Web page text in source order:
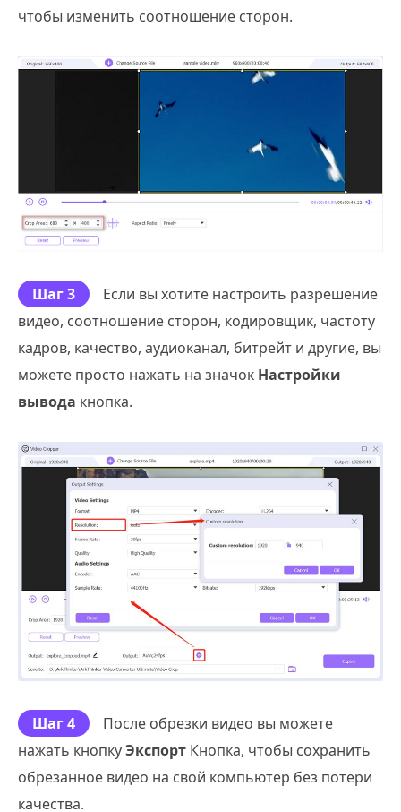
чтобы изменить соотношение сторон.
Шаг 3
Если вы хотите настроить разрешение
видео, соотношение сторон, кодировщик, частоту
кадров, качество, аудиоканал, битрейт и другие, вы
можете просто нажать на значок Настройки
вывода кнопка.
Шаг 4
После обрезки видео вы можете
нажать кнопкуЭкспорт Кнопка, чтобы сохранить
обрезанное видео на свой компьютер без потери
качества.